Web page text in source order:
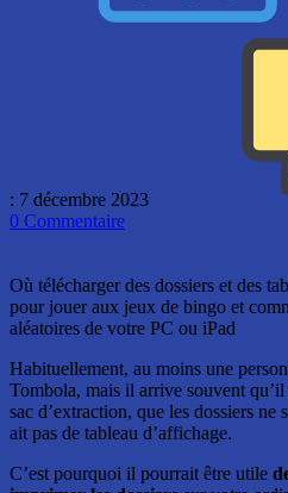
: 7 décembre 2023
0 Commentaire
Où télécharger des dossiers et des
pour jouer aux jeux de bingo et
aléatoires de votre PC ou iPad
Habituellement, au moins une
Tombola, mais il arrive souvent
sac d’extraction, que les dossiers ne
ait pas de tableau d’affichage.
C’est pourquoi il pourrait être utile